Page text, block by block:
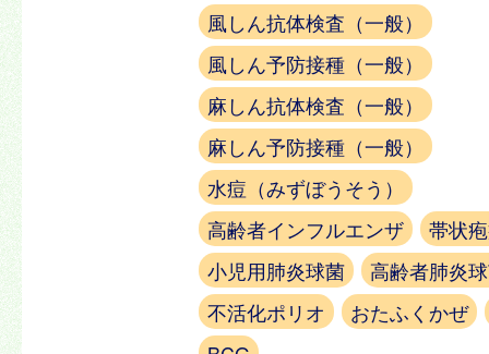
風しん抗体検査（一般）
風しん予防接種（一般）
麻しん抗体検査（一般）
麻しん予防接種（一般）
水痘（みずぼうそう）
高齢者インフルエンザ
帯状
小児用肺炎球菌
高齢者肺炎
不活化ポリオ
おたふくかぜ